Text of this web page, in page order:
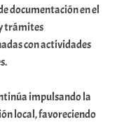
documentación en el
trámites
con actividades
impulsando la
local, favoreciendo